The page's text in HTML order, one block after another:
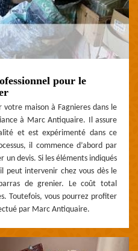
pour le
maison à Fagnieres dans le
à Marc Antiquaire. Il assure
et est expérimenté dans ce
il commence d’abord par
un devis. Si les éléments indiqués
peut intervenir chez vous dès le
de grenier. Le coût total
Toutefois, vous pourrez profiter
par Marc Antiquaire.